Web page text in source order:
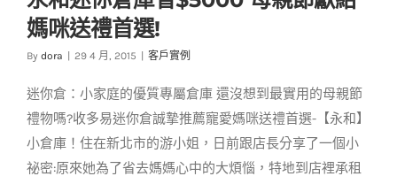
永和迷你倉庫省
$5000 母親節獻給媽
咪送禮首選!
媽咪送禮首選!
By dora 29 4 月, 2015 客戶實例
迷你倉：小家庭的優質專屬倉庫 還沒想到最實用的母親節
禮物嗎?收多易迷你倉誠摯推薦寵愛媽咪送禮首選-【永和】
小倉庫！住在新北市的游小姐，日前跟店長分享了一個小
祕密:原來她為了省去媽媽心中的大煩惱，特地到店裡承租